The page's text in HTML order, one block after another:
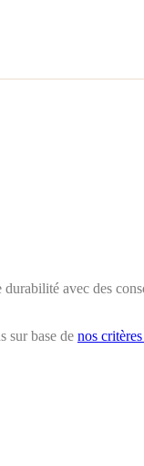
avec des
sur base de nos